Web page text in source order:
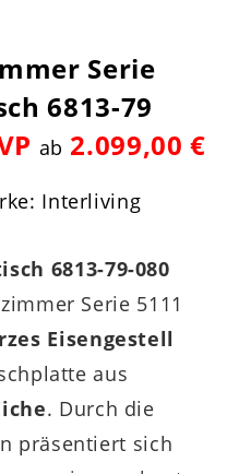
Serie
6813-79
ab 2.099,00 €
Interliving
6813-79-080
Serie 5111
Eisengestell
aus
. Durch die
präsentiert sich